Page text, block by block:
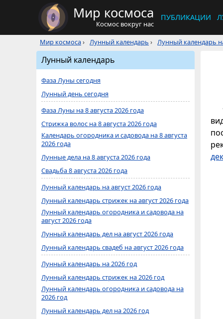
Мир космоса
Космос вокруг нас
ПУБЛИКАЦИИ
Мир космоса› Лунный календарь › Лунный календарь
Лунный календарь
Фаза Луны сегодня
Лунный день сегодня
Фаза Луны на 8 августа 2026 года
Стрижка волос на 8 августа 2026 года
Календарь огородника и садовода на 8 августа
2026 года
Лунные дела на 8 августа 2026 года
Свадьба 8 августа 2026 года
Лунный календарь на август 2026 года
Лунный календарь стрижек на август 2026 года
Лунный календарь огородника и садовода на
август 2026 года
Лунный календарь дел на август 2026 года
Лунный календарь свадеб на август 2026 года
Лунный календарь на 2026 год
Лунный календарь стрижек на 2026 год
Лунный календарь огородника и садовода на
2026 год
Лунный календарь дел на 2026 год